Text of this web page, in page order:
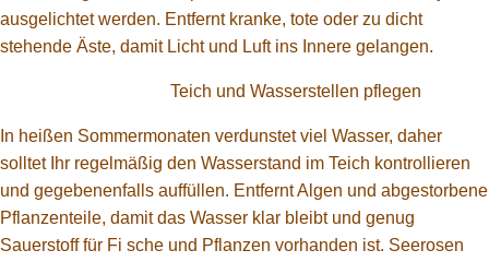
ausgelichtet werden. Entfernt kranke, tote oder zu dicht
stehende Äste, damit Licht und Luft ins Innere gelangen.
Teich und Wasserstellen pflegen
In heißen Sommermonaten verdunstet viel Wasser, daher
solltet Ihr regelmäßig den Wasserstand im Teich kontrollieren
und gegebenenfalls auffüllen. Entfernt Algen und abgestorbene
Pflanzenteile, damit das Wasser klar bleibt und genug
Sauerstoff für Fi sche und Pflanzen vorhanden ist. Seerosen